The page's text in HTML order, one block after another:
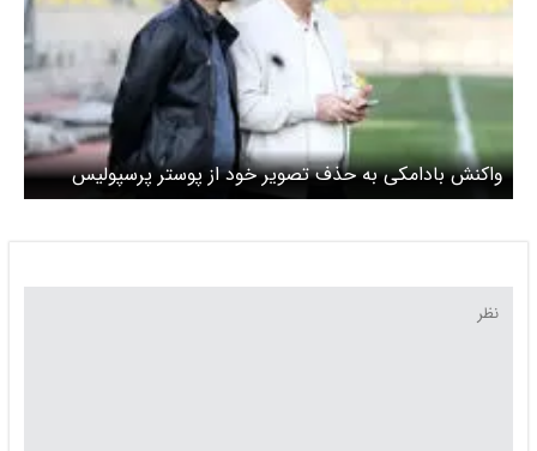
واکنش بادامکی به حذف تصویر خود از پوستر پرسپولیس